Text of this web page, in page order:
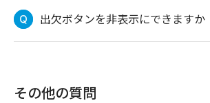
出欠ボタンを非表示にできますか
その他の質問